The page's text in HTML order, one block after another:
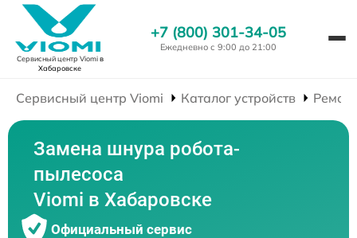
Сервисный центр Viomiв
Хабаровске
+7 (800) 301-34-05
Ежедневно с 9:00 до 21:00
Сервисный центр Viomi Каталог устройств
Замена шнура робота-
пылесоса
Viomi в Хабаровске
Официальный сервис